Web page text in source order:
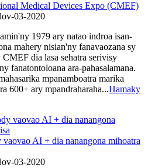
Medical Devices Expo (CMEF)
03-2020
1979 ary natao indroa isan-
mahery nisian'ny fanavaozana sy
dia lasa sehatra serivisy
fanatontoloana ara-pahasalamana.
mpanamboatra marika
600+ ary mpandraharaha...Hamaky
AI + dia nanangona mihoatra
03-2020